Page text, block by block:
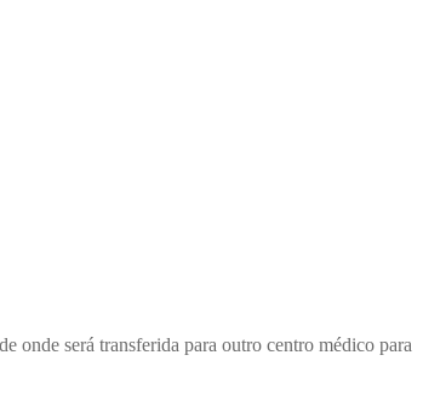
onde será transferida para outro centro médico para